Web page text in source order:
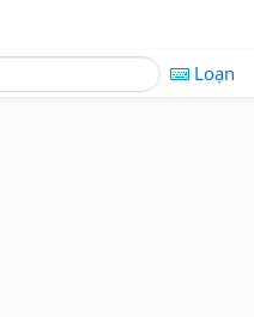
Loạn